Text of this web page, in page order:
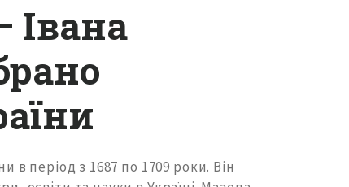
Івана
в період з 1687 по 1709 роки. Він